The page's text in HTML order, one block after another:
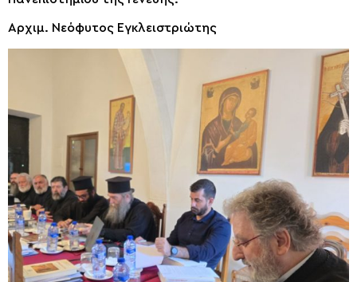
Αρχιμ. Νεόφυτος Εγκλειστριώτης